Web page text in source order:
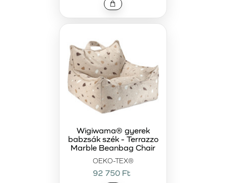
OEKO-TEX®
Wigiwama® gyerek
babzsák szék - Terrazzo
Marble Beanbag Chair
92 750 Ft